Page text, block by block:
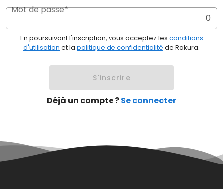
Mot de passe*
0
En poursuivant l'inscription, vous acceptez les conditions
d'utilisation et la politique de confidentialité de Rakura.
S'inscrire
Déjà un compte ?Se connecter